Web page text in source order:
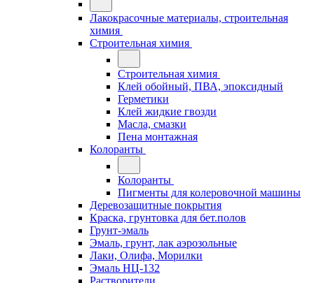
Лакокрасочные материалы, строительная
химия
Строительная химия
Строительная химия
Клей обойный, ПВА, эпоксидный
Герметики
Клей жидкие гвозди
Масла, смазки
Пена монтажная
Колоранты
Колоранты
Пигменты для колеровочной машины
Деревозащитные покрытия
Краска, грунтовка для бет.полов
Грунт-эмаль
Эмаль, грунт, лак аэрозольные
Лаки, Олифа, Морилки
Эмаль НЦ-132
Растворители